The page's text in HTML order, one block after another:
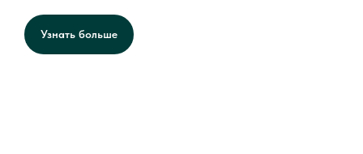
Узнать больше